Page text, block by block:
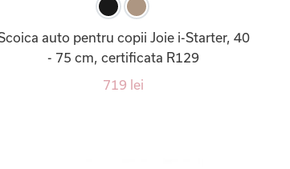
auto pentru copii Joie i-Starter, 40
- 75 cm, certificata R129
719 lei